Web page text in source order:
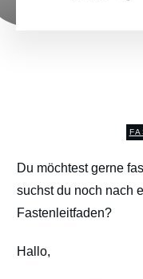
Du möchtest gerne
suchst du noch nach
Fastenleitfaden?
Hallo,